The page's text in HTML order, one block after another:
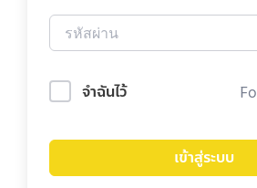
จำฉันไว้
เข้าสู่ระบบ